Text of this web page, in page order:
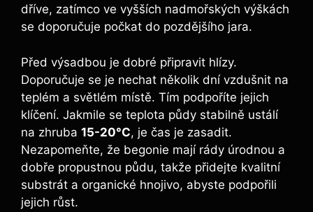
dříve, zatímco ve vyšších nadmořských výškách
se doporučuje počkat do pozdějšího jara.
Před výsadbou je dobré připravit hlízy.
Doporučuje se je nechat několik dní vzdušnit na
teplém a světlém místě. Tím podpoříte jejich
klíčení. Jakmile se teplota půdy stabilně ustálí
na zhruba 15-20°C, je čas je zasadit.
Nezapomeňte, že begonie mají rády úrodnou a
dobře propustnou půdu, takže přidejte kvalitní
substrát a organické hnojivo, abyste podpořili
jejich růst.